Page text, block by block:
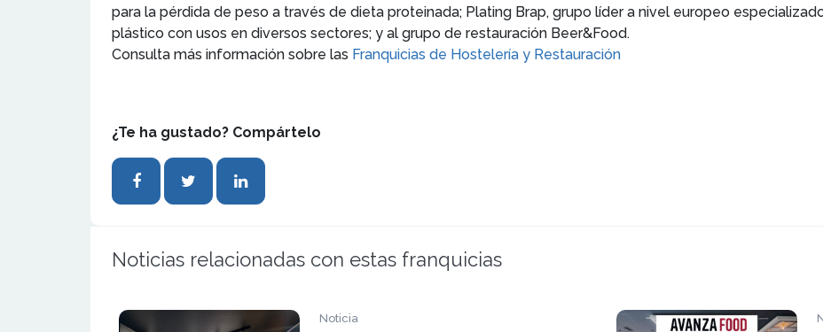
para la pérdida de peso a través de dieta proteinada; Plating Brap, grupo líder a nivel europeo
plástico con usos en diversos sectores; y al grupo de restauración Beer&Food.
Consulta más información sobre las Franquicias de Hostelería y Restauración
¿Te ha gustado? Compártelo
Noticias relacionadas con estas franquicias
Noticia